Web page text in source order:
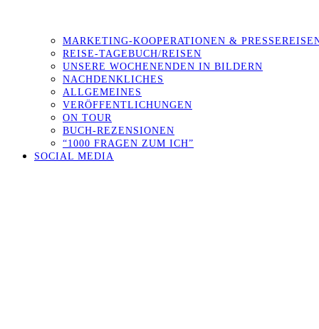
MARKETING-KOOPERATIONEN &
REISE-TAGEBUCH/REISEN
UNSERE WOCHENENDEN IN BILDERN
NACHDENKLICHES
ALLGEMEINES
VERÖFFENTLICHUNGEN
ON TOUR
BUCH-REZENSIONEN
“1000 FRAGEN ZUM ICH”
SOCIAL MEDIA